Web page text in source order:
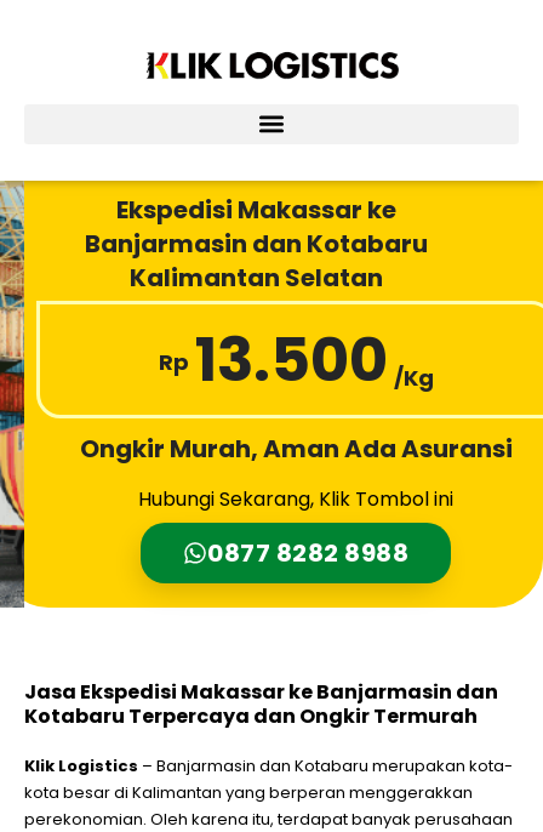
Ekspedisi Makassar ke
Banjarmasin dan Kotabaru
Kalimantan Selatan
Rp 13.500 /Kg
Ongkir Murah, Aman Ada Asuransi
Hubungi Sekarang, Klik Tombol ini
0877 8282 8988
Jasa Ekspedisi Makassar ke Banjarmasin dan
Kotabaru Terpercaya dan Ongkir Termurah
Klik Logistics – Banjarmasin dan Kotabaru merupakan kota-
kota besar di Kalimantan yang berperan menggerakkan
perekonomian. Oleh karena itu, terdapat banyak perusahaan